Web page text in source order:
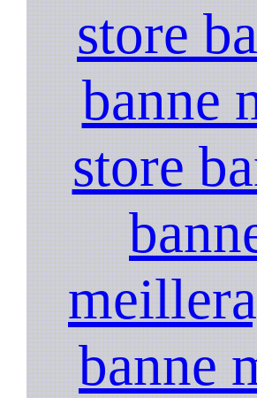
store
banne
store
banne